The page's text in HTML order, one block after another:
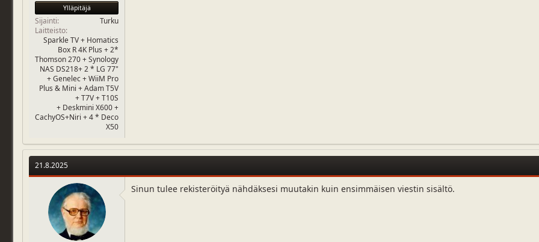
Ylläpitäjä
Sijainti
Turku
Laitteisto
Sparkle TV + Homatics
Box R 4K Plus + 2*
Thomson 270 + Synology
NAS DS218+ 2 * LG 77"
+ Genelec + WiiM Pro
Plus & Mini + Adam T5V
+ T7V + T10S
+ Deskmini X600 +
CachyOS+Niri + 4 * Deco
X50
21.8.2025
Sinun tulee rekisteröityä nähdäksesi muutakin kuin ensimmäisen viestin sisältö.